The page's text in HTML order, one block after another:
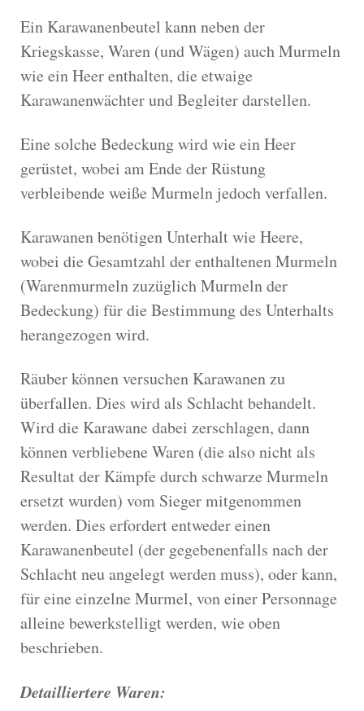
Ein Karawanenbeutel kann neben der
Kriegskasse, Waren (und Wägen) auch Murmeln
wie ein Heer enthalten, die etwaige
Karawanenwächter und Begleiter darstellen.
Eine solche Bedeckung wird wie ein Heer
gerüstet, wobei am Ende der Rüstung
verbleibende weiße Murmeln jedoch verfallen.
Karawanen benötigen Unterhalt wie Heere,
wobei die Gesamtzahl der enthaltenen Murmeln
(Warenmurmeln zuzüglich Murmeln der
Bedeckung) für die Bestimmung des Unterhalts
herangezogen wird.
Räuber können versuchen Karawanen zu
überfallen. Dies wird als Schlacht behandelt.
Wird die Karawane dabei zerschlagen, dann
können verbliebene Waren (die also nicht als
Resultat der Kämpfe durch schwarze Murmeln
ersetzt wurden) vom Sieger mitgenommen
werden. Dies erfordert entweder einen
Karawanenbeutel (der gegebenenfalls nach der
Schlacht neu angelegt werden muss), oder kann,
für eine einzelne Murmel, von einer Personnage
alleine bewerkstelligt werden, wie oben
beschrieben.
Detailliertere Waren: